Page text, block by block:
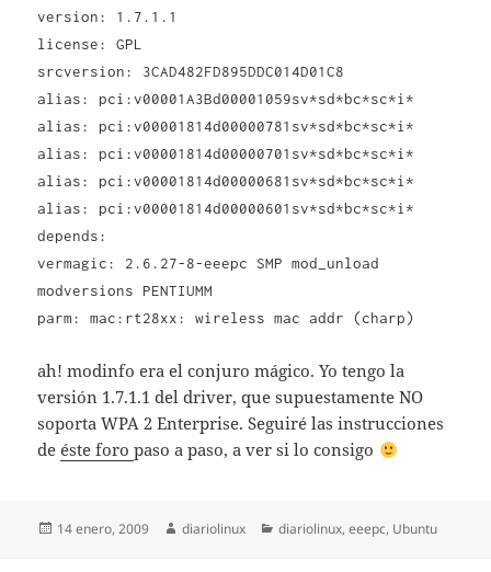
version: 1.7.1.1
license: GPL
srcversion: 3CAD482FD895DDC014D01C8
alias: pci:v00001A3Bd00001059sv*sd*bc*sc*i*
alias: pci:v00001814d00000781sv*sd*bc*sc*i*
alias: pci:v00001814d00000701sv*sd*bc*sc*i*
alias: pci:v00001814d00000681sv*sd*bc*sc*i*
alias: pci:v00001814d00000601sv*sd*bc*sc*i*
depends:
vermagic: 2.6.27-8-eeepc SMP mod_unload
modversions PENTIUMM
parm: mac:rt28xx: wireless mac addr (charp)
ah! modinfo era el conjuro mágico. Yo tengo la
versión 1.7.1.1 del driver, que supuestamente NO
soporta WPA 2 Enterprise. Seguiré las instrucciones
deéste foropaso a paso, a ver si lo consigo
Publicado
14 enero, 2009 Autor
diariolinux Categorías
diariolinux,eeepc, Ubuntu